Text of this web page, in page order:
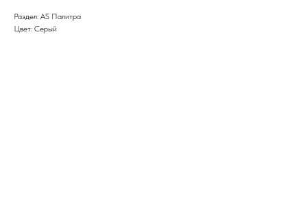
Раздел: AS Палитра
Цвет: Серый